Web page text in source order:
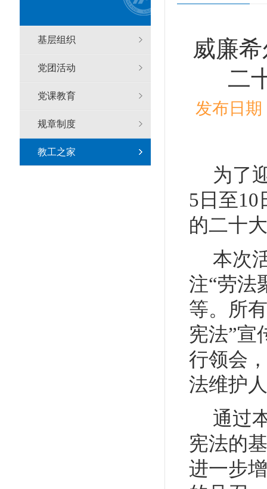
基层组织
党团活动
党课教育
规章制度
教工之家
威廉
二
发布日
为了
5日至
的二十
本次
注“劳法
等。所
宪法”宣
行领会
法维护
通过
宪法的
进一步